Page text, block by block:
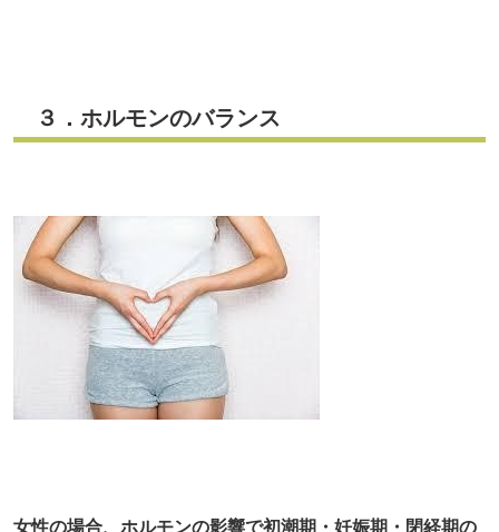
３．ホルモンのバランス
女性の場合、ホルモンの影響で初潮期・妊娠期・閉経期の